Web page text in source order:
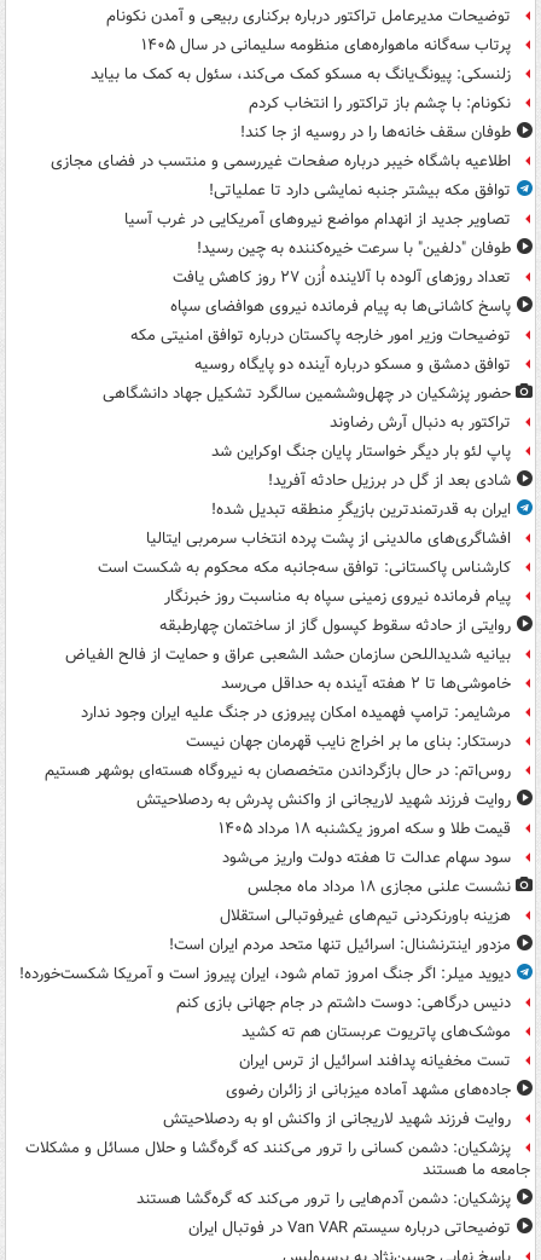
توضیحات مدیرعامل تراکتور درباره برکناری ربیعی و آمدن نکونام
پرتاب سه‌گانه ماهواره‌های منظومه سلیمانی در سال ۱۴۰۵
زلنسکی: پیونگ‌یانگ به مسکو کمک می‌کند، سئول به کمک ما بیاید
نکونام: با چشم باز تراکتور را انتخاب کردم
طوفان سقف خانه‌ها را در روسیه از جا ‌کند!
اطلاعیه باشگاه خیبر درباره صفحات غیررسمی و منتسب در فضای مجازی
توافق مکه بیشتر جنبه نمایشی دارد تا عملیاتی!
تصاویر جدید از انهدام مواضع نیروهای آمریکایی در غرب آسیا
طوفان "دلفین" با سرعت خیره‌کننده به چین رسید!
تعداد روزهای آلوده با آلاینده اُزن ۲۷ روز کاهش یافت
پاسخ کاشانی‌ها به پیام فرمانده نیروی هوافضای سپاه
توضیحات وزیر امور خارجه پاکستان درباره توافق امنیتی مکه
توافق دمشق و مسکو درباره آینده دو پایگاه روسیه
حضور پزشکیان در چهل‌وششمین سالگرد تشکیل جهاد دانشگاهی
تراکتور به دنبال آرش رضاوند
پاپ لئو بار دیگر خواستار پایان جنگ اوکراین شد
شادی بعد از گل در برزیل حادثه آفرید!
ایران به قدرتمندترین بازیگرِ منطقه تبدیل شده!
افشاگری‌های مالدینی از پشت پرده انتخاب سرمربی ایتالیا
کارشناس پاکستانی: توافق سه‌جانبه مکه محکوم به شکست است
پیام فرمانده نیروی زمینی سپاه به مناسبت روز خبرنگار
روایتی از حادثه سقوط کپسول گاز از ساختمان چهارطبقه
بیانیه شدیداللحن سازمان حشد الشعبی عراق و حمایت از فالح الفیاض
خاموشی‌ها تا ۲ هفته آینده به حداقل می‌رسد
مرشایمر: ترامپ فهمیده امکان پیروزی در جنگ علیه ایران وجود ندارد
درستکار: بنای ما بر اخراج نایب قهرمان جهان نیست
روس‌اتم: در حال بازگرداندن متخصصان به نیروگاه هسته‌ای بوشهر هستیم
روایت فرزند شهید لاریجانی از واکنش پدرش به ردصلاحیتش
قیمت طلا و سکه امروز یکشنبه ۱۸ مرداد ۱۴۰۵
سود سهام عدالت تا هفته دولت واریز می‌شود
نشست علنی مجازی ۱۸ مرداد ماه مجلس
هزینه باورنکردنی تیم‌های غیرفوتبالی استقلال
مزدور اینترنشنال: اسرائیل تنها متحد مردم ایران است!
دیوید میلر: اگر جنگ امروز تمام شود، ایران پیروز است و آمریکا شکست‌خورده!
دنیس درگاهی: دوست داشتم در جام جهانی بازی کنم
موشک‌های پاتریوت عربستان هم ته‌ کشید
تست مخفیانه پدافند اسرائیل از ترس ایران
جاده‌های مشهد آماده میزبانی از زائران رضوی
روایت فرزند شهید لاریجانی از واکنش او به ردصلاحیتش
پزشکیان: دشمن کسانی را ترور می‌کنند که گره‌گشا و حلال مسائل و مشکلات
جامعه ما هستند
پزشکیان: دشمن آدم‌هایی را ترور می‌کند که گره‌گشا هستند
توضیحاتی درباره سیستم Van VAR در فوتبال ایران